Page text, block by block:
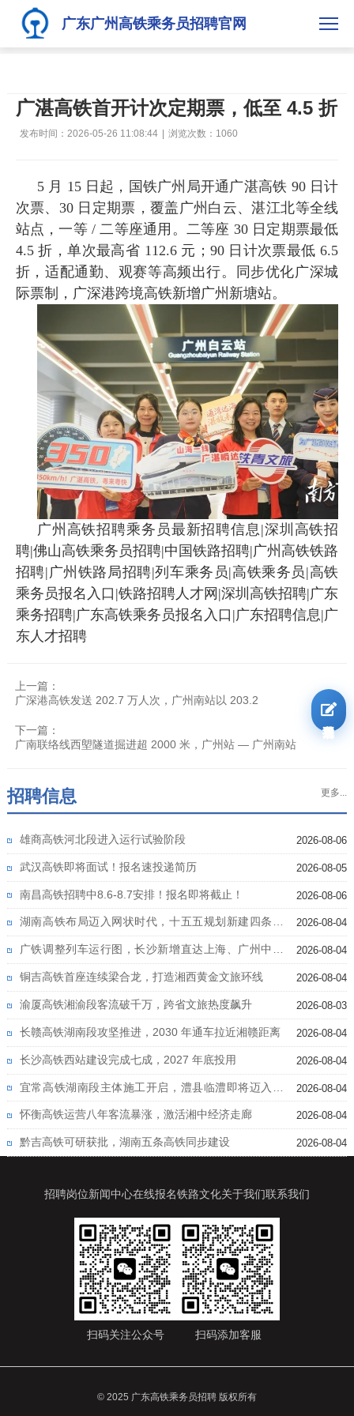
广东广州高铁乘务员招聘官网
广湛高铁首开计次定期票，低至 4.5 折
发布时间：2026-05-26 11:08:44 | 浏览次数： 1060
5 月 15 日起，国铁广州局开通 广湛高铁 90 日计
次票、30 日定期票 ，覆盖广州白云、湛江北等全线
站点，一等 / 二等座通用。二等座 30 日定期票最低
4.5 折，单次最高省 112.6 元；90 日计次票最低 6.5
折，适配通勤、观赛等高频出行。同步优化广深城
际票制，广深港跨境高铁新增广州新塘站。
广州高铁招聘乘务员最新招聘信息|深圳高铁招
聘|佛山高铁乘务员招聘|中国铁路招聘|广州高铁铁路
招聘|广州铁路局招聘|列车乘务员|高铁乘务员|高铁
乘务员报名入口|铁路招聘人才网|深圳高铁招聘|广东
乘务招聘|广东高铁乘务员报名入口|广东招聘信息|广
东人才招聘
上一篇：
广深港高铁发送 202.7 万人次，广州南站以 203.2
下一篇：
广南联络线西塱隧道掘进超 2000 米，广州站 — 广州南站
更多...
招聘信息
雄商高铁河北段进入运行试验阶段 2026-08-06
武汉高铁即将面试！报名速投递简历 2026-08-05
南昌高铁招聘中8.6-8.7安排！报名即将截止！ 2026-08-06
湖南高铁布局迈入网状时代，十五五规划新建四条高
铁
2026-08-04
广铁调整列车运行图，长沙新增直达上海、广州中心
城区高铁
2026-08-04
铜吉高铁首座连续梁合龙，打造湘西黄金文旅环线 2026-08-04
渝厦高铁湘渝段客流破千万，跨省文旅热度飙升 2026-08-03
长赣高铁湖南段攻坚推进，2030 年通车拉近湘赣距离 2026-08-04
长沙高铁西站建设完成七成，2027 年底投用 2026-08-04
宜常高铁湖南段主体施工开启，澧县临澧即将迈入高
铁时代
2026-08-04
怀衡高铁运营八年客流暴涨，激活湘中经济走廊 2026-08-04
黔吉高铁可研获批，湖南五条高铁同步建设 2026-08-04
招聘岗位新闻中心在线报名铁路文化关于我们联系我们
扫码关注公众号 扫码添加客服
© 2025 广东高铁乘务员招聘 版权所有
我要报名